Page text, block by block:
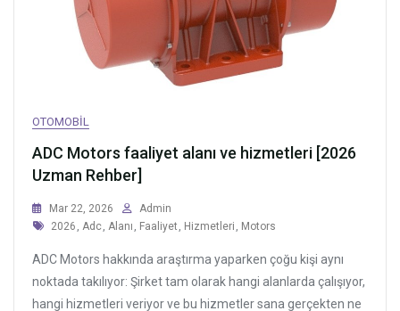
OTOMOBIL
ADC Motors faaliyet alanı ve hizmetleri [2026
Uzman Rehber]
Mar 22, 2026
Admin
Tags
2026 , Adc , Alanı , Faaliyet , Hizmetleri , Motors
ADC Motors hakkında araştırma yaparken çoğu kişi aynı
noktada takılıyor: Şirket tam olarak hangi alanlarda çalışıyor,
hangi hizmetleri veriyor ve bu hizmetler sana gerçekten ne